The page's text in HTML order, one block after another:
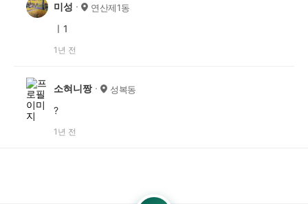
미성 연산제1동
ㅣ1
1년 전
소혀니짱 성복동
?
1년 전